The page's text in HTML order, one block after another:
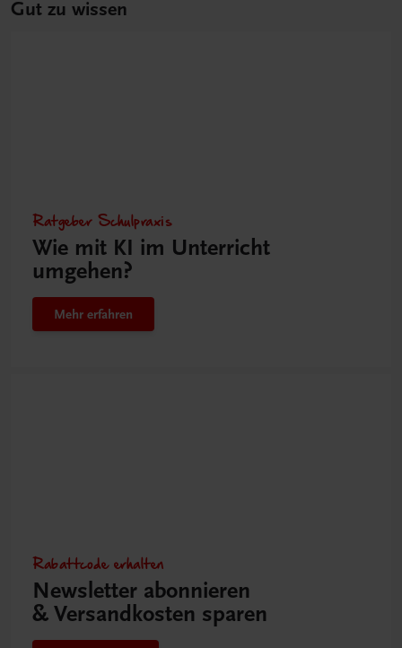
Gut zu wissen
Ratgeber Schulpraxis
Wie mit KI im Unterricht
umgehen?
Mehr erfahren
Rabattcode erhalten
Newsletter abonnieren
& Versandkosten sparen